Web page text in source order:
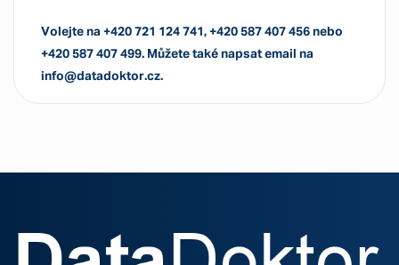
Volejte na +420 721 124 741, +420 587 407 456 nebo
+420 587 407 499. Můžete také napsat email na
info@datadoktor.cz.